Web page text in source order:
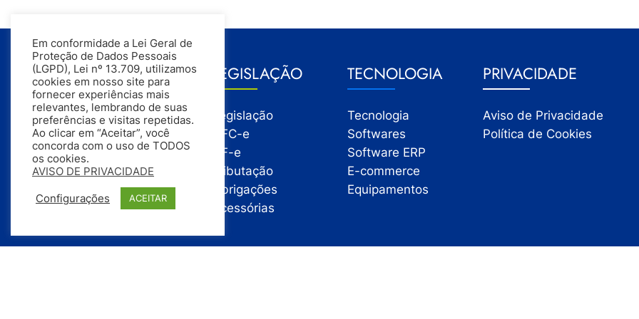
GESTÃO
Gestão
Gestão Financeira
Gestão de Pessoas
Compras
Estoque
Vendas
LEGISLAÇÃO
Legislação
NFC-e
NF-e
Tributação
Obrigações
Acessórias
TECNOLOGIA
Tecnologia
Softwares
Software ERP
E-commerce
Equipamentos
PRIVACIDADE
Aviso de Privacidade
Política de Cookies
Em conformidade a Lei Geral de
Proteção de Dados Pessoais
(LGPD), Lei nº 13.709, utilizamos
cookies em nosso site para
fornecer experiências mais
relevantes, lembrando de suas
preferências e visitas repetidas.
Ao clicar em “Aceitar”, você
concorda com o uso de TODOS
os cookies.
AVISO DE PRIVACIDADE
Configurações ACEITAR